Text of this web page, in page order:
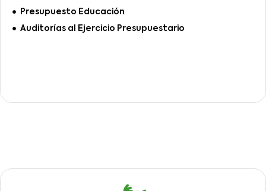
Presupuesto Educación
Auditorías al Ejercicio Presupuestario